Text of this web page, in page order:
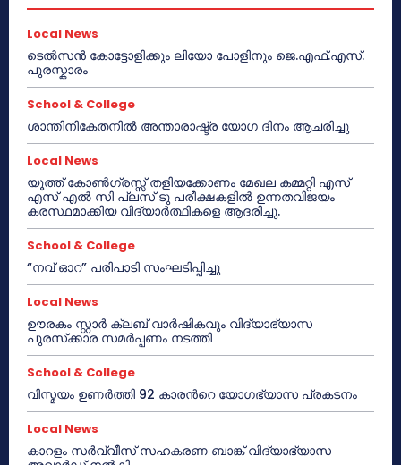
Local News
ടെൽസൻ കോട്ടോളിക്കും ലിയോ പോളിനും ജെ.എഫ്.എസ്.
പുരസ്കാരം
School & College
ശാന്തിനികേതനിൽ അന്താരാഷ്ട്ര യോഗ ദിനം ആചരിച്ചു
Local News
യൂത്ത് കോൺഗ്രസ്സ് തളിയക്കോണം മേഖല കമ്മറ്റി എസ്
എസ് എൽ സി പ്ലസ് ടു പരീക്ഷകളിൽ ഉന്നതവിജയം
കരസ്ഥമാക്കിയ വിദ്യാർത്ഥികളെ ആദരിച്ചു.
School & College
“നവ് ഓറ” പരിപാടി സംഘടിപ്പിച്ചു
Local News
ഊരകം സ്റ്റാർ ക്ലബ് വാർഷികവും വിദ്യാഭ്യാസ
പുരസ്‌ക്കാര സമർപ്പണം നടത്തി
School & College
വിസ്മയം ഉണർത്തി 92 കാരൻറെ യോഗഭ്യാസ പ്രകടനം
Local News
കാറളം സർവ്വീസ് സഹകരണ ബാങ്ക് വിദ്യാഭ്യാസ